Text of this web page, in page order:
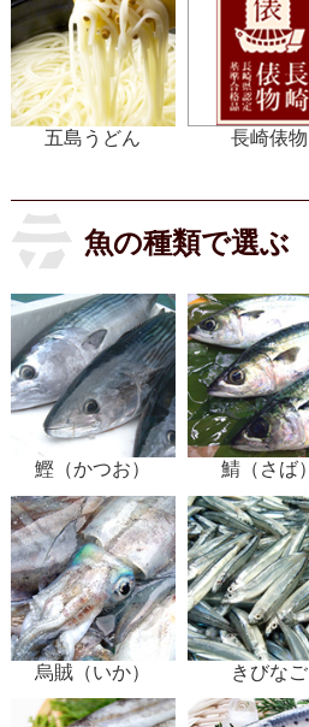
五島うどん 長崎俵物
魚の種類で選ぶ
鰹（かつお） 鯖（さば）
烏賊（いか） きびなご